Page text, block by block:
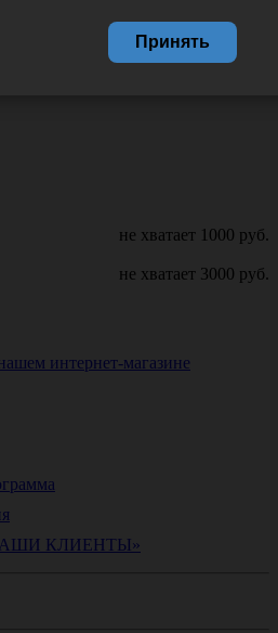
не хватает 1000 руб.
не хватает 3000 руб.
интернет-магазине
КЛИЕНТЫ»
Принять